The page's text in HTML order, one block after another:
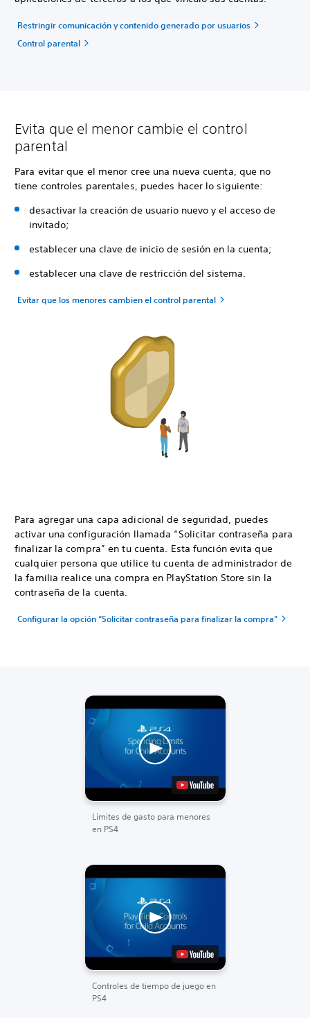
Restringir comunicación y contenido generado por usuarios
Control parental
Evita que el menor cambie el control
parental
Para evitar que el menor cree una nueva cuenta, que no
tiene controles parentales, puedes hacer lo siguiente:
desactivar la creación de usuario nuevo y el acceso de
invitado;
establecer una clave de inicio de sesión en la cuenta;
establecer una clave de restricción del sistema.
Evitar que los menores cambien el control parental
Para agregar una capa adicional de seguridad, puedes
activar una configuración llamada “Solicitar contraseña para
finalizar la compra” en tu cuenta. Esta función evita que
cualquier persona que utilice tu cuenta de administrador de
la familia realice una compra en PlayStation Store sin la
contraseña de la cuenta.
Configurar la opción “Solicitar contraseña para finalizar la compra”
Límites de gasto para menores
en PS4
Controles de tiempo de juego en
PS4